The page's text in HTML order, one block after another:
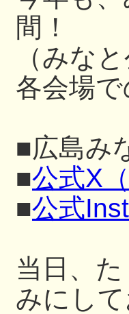
間！
（みな
各会場
■広島み
■公式X
■公式
当日、
みにして